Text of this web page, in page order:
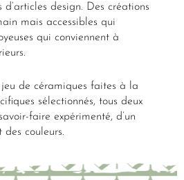
design. Des créations
mais accessibles qui
qui conviennent à
de céramiques faites à la
sélectionnés, tous deux
faire expérimenté, d’un
des couleurs.